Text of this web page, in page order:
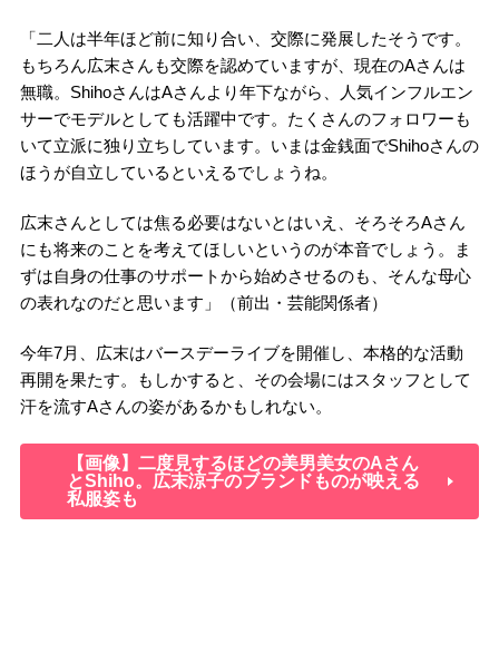
「二人は半年ほど前に知り合い、交際に発展したそうです。
もちろん広末さんも交際を認めていますが、現在のAさんは
無職。ShihoさんはAさんより年下ながら、人気インフルエン
サーでモデルとしても活躍中です。たくさんのフォロワーも
いて立派に独り立ちしています。いまは金銭面でShihoさんの
ほうが自立しているといえるでしょうね。
広末さんとしては焦る必要はないとはいえ、そろそろAさん
にも将来のことを考えてほしいというのが本音でしょう。ま
ずは自身の仕事のサポートから始めさせるのも、そんな母心
の表れなのだと思います」（前出・芸能関係者）
今年7月、広末はバースデーライブを開催し、本格的な活動
再開を果たす。もしかすると、その会場にはスタッフとして
汗を流すAさんの姿があるかもしれない。
【画像】二度見するほどの美男美女のAさん
とShiho。広末涼子のブランドものが映える
私服姿も